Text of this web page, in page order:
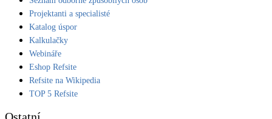
Projektanti a specialisté
Katalog úspor
Kalkulačky
Webináře
Eshop Refsite
Refsite na Wikipedia
TOP 5 Refsite
Ostatní